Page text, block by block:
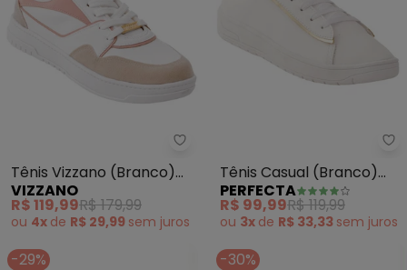
Vizzano - Tênis Vizzano
Tênis Vizzano (Branco)
em Sintético
VIZZANO
R$ 119,99R$ 179,99
ou 4x de R$ 29,99 sem juros
Tênis Casual (Branco)
com Detalhes em
Dourado
PERFECTA
R$ 99,99R$ 119,99
ou 3x de R$ 33,33 sem juros
-29% -30%